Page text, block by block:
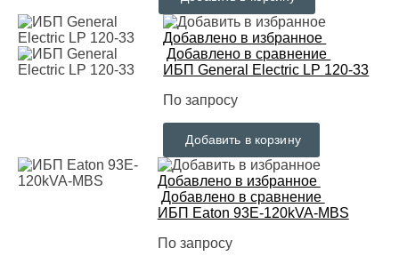
Добавлено в избранное
Добавлено в сравнение
ИБП General Electric LP 120-33
По запросу
Добавить в корзину
Добавлено в избранное
Добавлено в сравнение
ИБП Eaton 93E-120kVA-MBS
По запросу